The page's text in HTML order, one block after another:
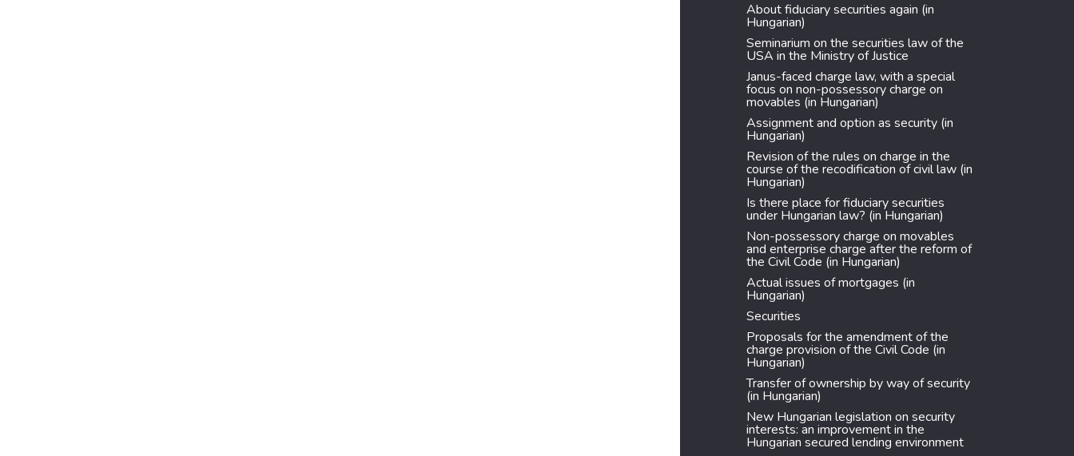
About fiduciary securities again (in
Hungarian)
Seminarium on the securities law of the
USA in the Ministry of Justice
Janus-faced charge law, with a special
focus on non-possessory charge on
movables (in Hungarian)
Assignment and option as security (in
Hungarian)
Revision of the rules on charge in the
course of the recodification of civil law (in
Hungarian)
Is there place for fiduciary securities
under Hungarian law? (in Hungarian)
Non-possessory charge on movables
and enterprise charge after the reform of
the Civil Code (in Hungarian)
Actual issues of mortgages (in
Hungarian)
Securities
Proposals for the amendment of the
charge provision of the Civil Code (in
Hungarian)
Transfer of ownership by way of security
(in Hungarian)
New Hungarian legislation on security
interests: an improvement in the
Hungarian secured lending environment